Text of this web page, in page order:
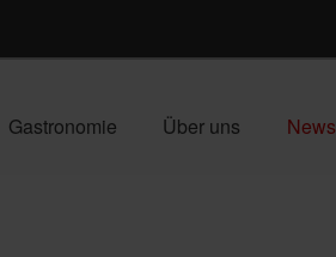
Gastronomie Über uns News